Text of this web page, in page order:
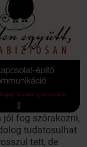
jól fog szórakozni,
tudatosulhat
tett, de